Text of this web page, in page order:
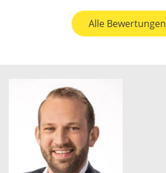
Alle Bewertungen